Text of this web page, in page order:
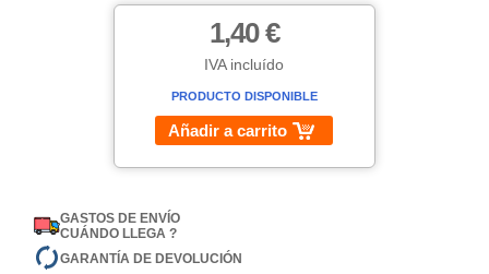
1,40 €
IVA incluído
PRODUCTO DISPONIBLE
Añadir a carrito
GASTOS DE ENVÍO
CUÁNDO LLEGA ?
GARANTÍA DE DEVOLUCIÓN